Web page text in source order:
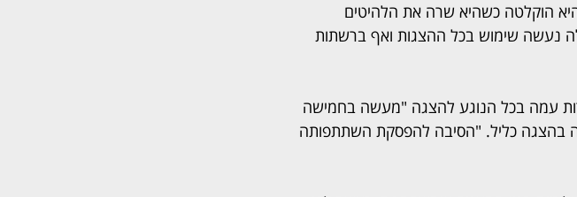
הוקלטה כשהיא שרה את הלהיטים
נעשה שימוש בכל ההצגות ואף ברשתות
עמה בכל הנוגע להצגה "מעשה בחמישה
בהצגה כליל. "הסיבה להפסקת השתתפותה